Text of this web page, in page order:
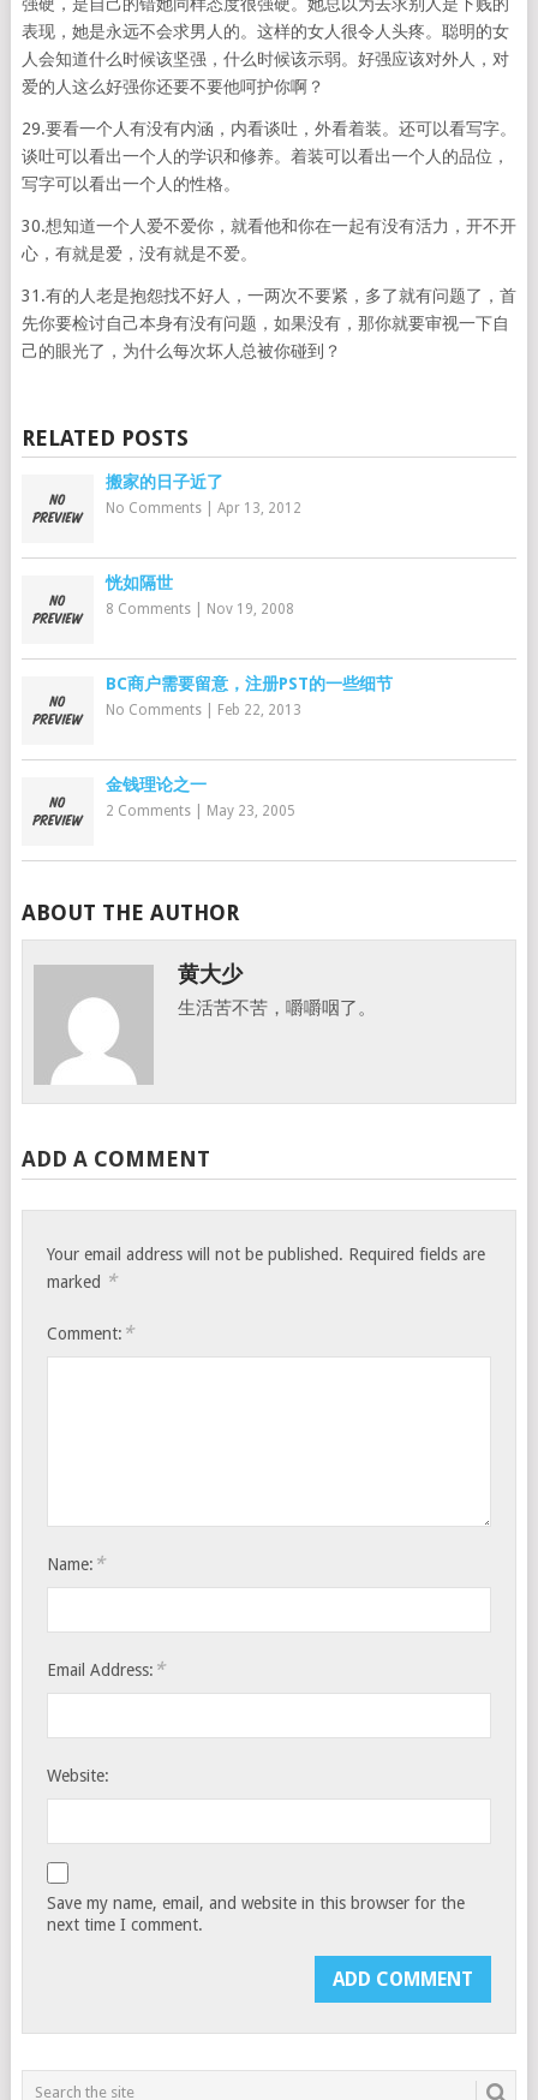
表现，她是永远不会求男人的。这样的女人很令人头疼。聪明的女
人会知道什么时候该坚强，什么时候该示弱。好强应该对外人，对
爱的人这么好强你还要不要他呵护你啊？
29.要看一个人有没有内涵，内看谈吐，外看着装。还可以看写字。
谈吐可以看出一个人的学识和修养。着装可以看出一个人的品位，
写字可以看出一个人的性格。
30.想知道一个人爱不爱你，就看他和你在一起有没有活力，开不开
心，有就是爱，没有就是不爱。
31.有的人老是抱怨找不好人，一两次不要紧，多了就有问题了，首
先你要检讨自己本身有没有问题，如果没有，那你就要审视一下自
己的眼光了，为什么每次坏人总被你碰到？
RELATED POSTS
搬家的日子近了
No Comments| Apr 13, 2012
恍如隔世
8 Comments| Nov 19, 2008
BC商户需要留意，注册PST的一些细节
No Comments| Feb 22, 2013
金钱理论之一
2 Comments| May 23, 2005
ABOUT THE AUTHOR
黄大少
生活苦不苦，嚼嚼咽了。
ADD A COMMENT
Your email address will not be published. Required fields are
marked *
Comment: *
Name: *
Email Address: *
Website:
Save my name, email, and website in this browser for the
next time I comment.